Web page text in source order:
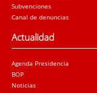
Subvenciones
Canal de denuncias
Actualidad
Agenda Presidencia
BOP
Noticias